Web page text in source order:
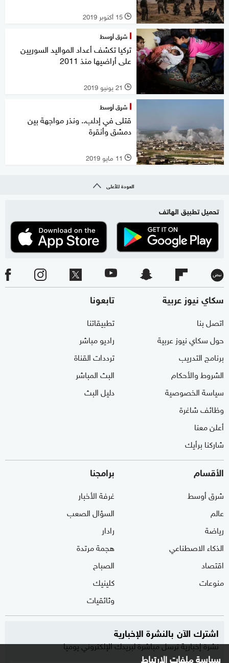
سياسة ملفات الارتباط
l 15 أكتوبر 2019
شرق أوسط
تركيا تكشف أعداد المواليد السوريين
على أراضيها منذ 2011
l 21 يونيو 2019
شرق أوسط
قتلى في إدلب.. ونذر مواجهة بين
دمشق وأنقرة
l 11 مايو 2019
العودة للأعلى
تحميل تطبيق الهاتف
سكاي نيوز عربية
اتصل بنا
حول سكاي نيوز عربية
برنامج التدريب
الشروط والأحكام
سياسة الخصوصية
وظائف شاغرة
أعلن معنا
شاركنا برأيك
تابعونا
تطبيقاتنا
راديو مباشر
ترددات القناة
البث المباشر
دليل البث
الأقسام
شرق أوسط
عالم
رياضة
الذكاء الاصطناعي
اقتصاد
منوعات
برامجنا
غرفة الأخبار
السؤال الصعب
رادار
هجمة مرتدة
الصباح
كلينيك
وثائقيات
اشترك الآن بالنشرة الإخبارية
نشرة إخبارية ترسل مباشرة لبريدك الإلكتروني يوميا